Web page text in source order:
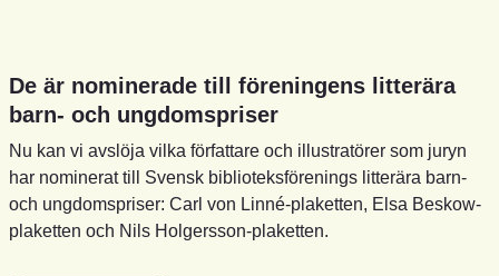
De är nominerade till föreningens litterära
barn- och ungdomspriser
Nu kan vi avslöja vilka författare och illustratörer som juryn
har nominerat till Svensk biblioteksförenings litterära barn-
och ungdomspriser: Carl von Linné-plaketten, Elsa Beskow-
plaketten och Nils Holgersson-plaketten.